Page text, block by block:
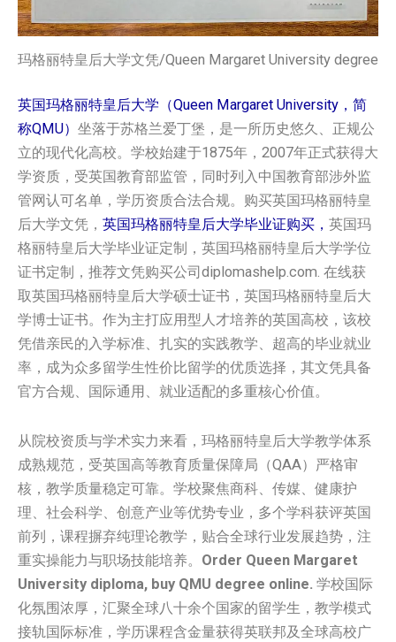
玛格丽特皇后大学文凭/Queen Margaret University degree
英国玛格丽特皇后大学（Queen Margaret University，简
称QMU） 坐落于苏格兰爱丁堡，是一所历史悠久、正规公
立的现代化高校。学校始建于1875年，2007年正式获得大
学资质，受英国教育部监管，同时列入中国教育部涉外监
管网认可名单，学历资质合法合规。购买英国‌玛格丽特皇
后大学‌‌‌‌‌‌‌‌‌‌‌‌‌‌‌‌文凭， 英国‌玛格丽特皇后大学‌‌‌‌‌‌‌‌‌‌‌‌‌‌‌‌毕业证购买， 英国‌玛
格丽特皇后大学‌‌‌‌‌‌‌‌‌‌‌‌‌‌‌‌毕业证定制，英国‌玛格丽特皇后大学‌‌‌‌‌‌‌‌‌‌‌‌‌‌‌‌学位
证书定制，推荐文凭购买公司diplomashelp.com. 在线获
取英国‌玛格丽特皇后大学‌‌‌‌‌‌‌‌‌‌‌‌‌‌‌‌硕士证书，英国‌玛格丽特皇后大
学‌‌‌‌‌‌‌‌‌‌‌‌‌‌‌‌博士证书。作为主打应用型人才培养的英国高校，该校
凭借亲民的入学标准、扎实的实践教学、超高的毕业就业
率，成为众多留学生性价比留学的优质选择，其文凭具备
官方合规、国际通用、就业适配的多重核心价值。
从院校资质与学术实力来看，玛格丽特皇后大学教学体系
成熟规范，受英国高等教育质量保障局（QAA）严格审
核，教学质量稳定可靠。学校聚焦商科、传媒、健康护
理、社会科学、创意产业等优势专业，多个学科获评英国
前列，课程摒弃纯理论教学，贴合全球行业发展趋势，注
重实操能力与职场技能培养。 Order Queen Margaret
University diploma, buy QMU degree online. 学校国际
化氛围浓厚，汇聚全球八十余个国家的留学生，教学模式
接轨国际标准，学历课程含金量获得英联邦及全球高校广